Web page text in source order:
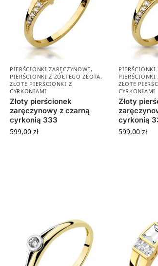
PIERŚCIONKI ZARĘCZYNOWE,
PIERŚCIONKI Z ŻÓŁTEGO ZŁOTA,
ZŁOTE PIERŚCIONKI Z
CYRKONIAMI
Złoty pierścionek
zaręczynowy z czarną
cyrkonią 333
599,00 zł
PIERŚCIONKI
PIERŚCIONKI
ZŁOTE
CYRKONIAMI
Złoty
cyrkonią
599,00 zł